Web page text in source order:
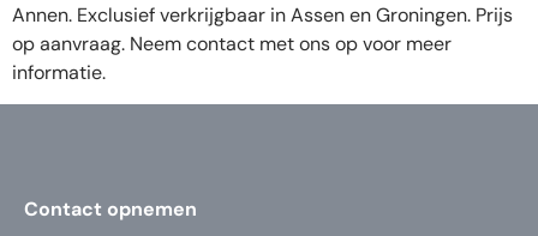
Annen. Exclusief verkrijgbaar in Assen en Groningen. Prijs
op aanvraag. Neem contact met ons op voor meer
informatie.
Contact opnemen